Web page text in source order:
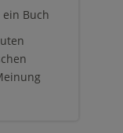
Buch